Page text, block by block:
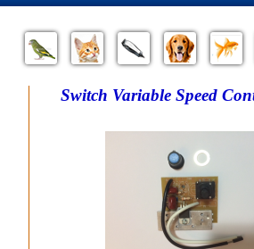
Switch Variable Speed